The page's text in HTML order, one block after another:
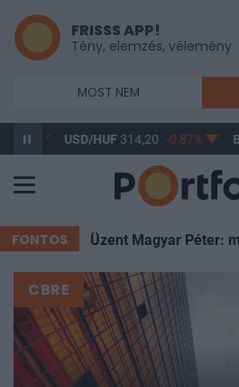
FRISSS APP!
Tény, elemzés, vélemény
MOST NEM
USD/HUF 314,20 -0,87% BITCOIN
FONTOS
CBRE